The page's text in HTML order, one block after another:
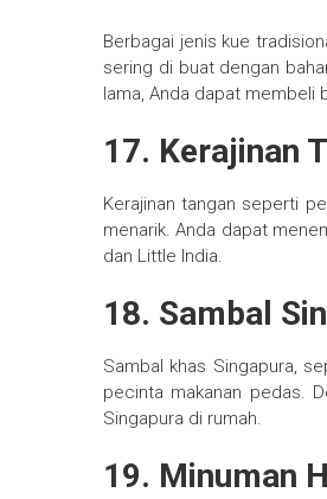
Berbagai jenis kue
sering di buat dengan
lama, Anda dapat membeli
17. Kerajinan
Kerajinan tangan seperti
menarik. Anda dapat
dan Little India.
18. Sambal
Sambal khas Singapura,
pecinta makanan pedas.
Singapura di rumah.
19. Minuman